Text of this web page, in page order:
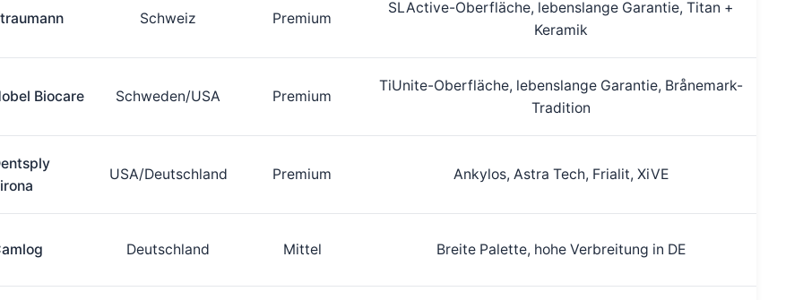
Schweiz Premium
SLActive-Oberfläche, lebenslange Garantie, Titan +
Keramik
Biocare Schweden/USA Premium
TiUnite-Oberfläche, lebenslange Garantie, Brånemark-
Tradition
USA/Deutschland Premium Ankylos, Astra Tech, Frialit, XiVE
Deutschland Mittel Breite Palette, hohe Verbreitung in DE